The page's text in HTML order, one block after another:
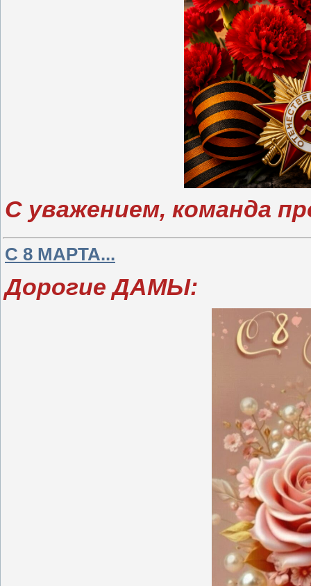
С уважением, команда
С 8 МАРТА...
Дорогие ДАМЫ: